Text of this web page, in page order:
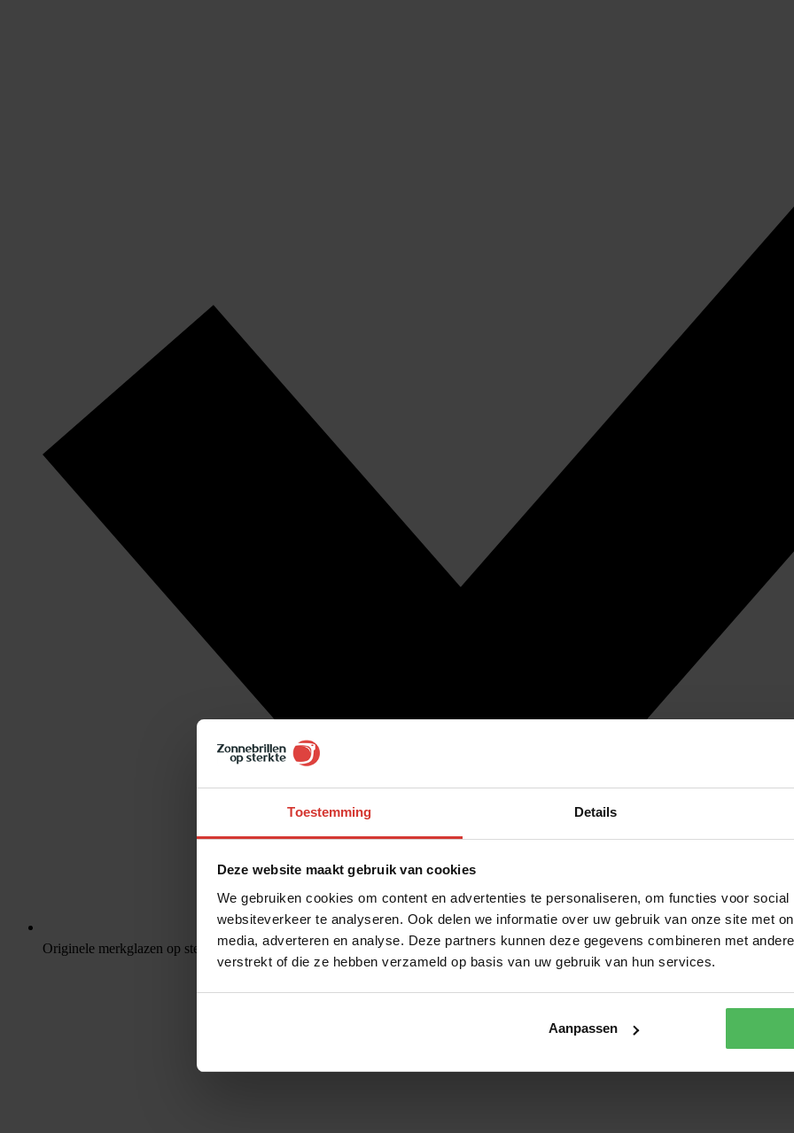
Toestemming Details
Deze website maakt gebruik van cookies
We gebruiken cookies om content en advertenties te personaliseren, om functies voor
websiteverkeer te analyseren. Ook delen we informatie over uw gebruik van onze site met
media, adverteren en analyse. Deze partners kunnen deze gegevens combineren met
verstrekt of die ze hebben verzameld op basis van uw gebruik van hun services.
Aanpassen
Originele merkglazen op sterkte